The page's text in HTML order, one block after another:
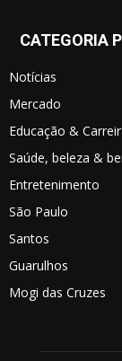
CATEGORIA
Notícias
Mercado
Educação &
Saúde, beleza &
Entretenimento
São Paulo
Santos
Guarulhos
Mogi das Cruzes